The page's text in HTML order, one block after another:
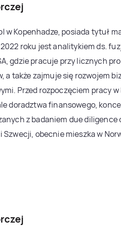
w Kopenhadze, posiada tytuł
roku jest analitykiem ds.
gdzie pracuje przy licznych
a także zajmuje się rozwojem
Przed rozpoczęciem pracy w
doradztwa finansowego,
z badaniem due diligence
obecnie mieszka w